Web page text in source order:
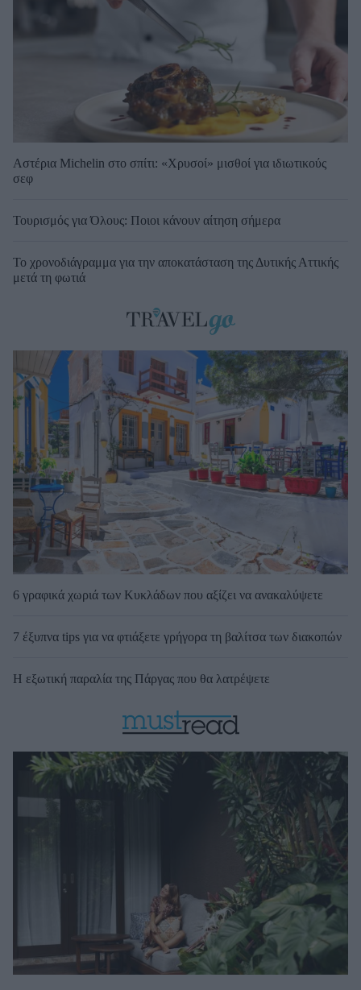
Αστέρια Michelin στο σπίτι: «Χρυσοί» μισθοί για ιδιωτικούς
σεφ
Τουρισμός για Όλους: Ποιοι κάνουν αίτηση σήμερα
Το χρονοδιάγραμμα για την αποκατάσταση της Δυτικής Αττικής
μετά τη φωτιά
6 γραφικά χωριά των Κυκλάδων που αξίζει να ανακαλύψετε
7 έξυπνα tips για να φτιάξετε γρήγορα τη βαλίτσα των διακοπών
Η εξωτική παραλία της Πάργας που θα λατρέψετε